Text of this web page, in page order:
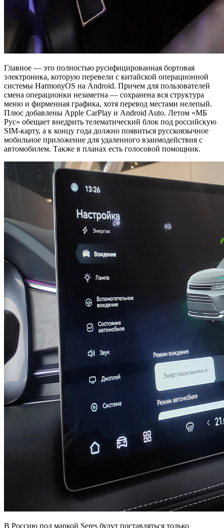
Главное — это полностью русифицированная бортовая
электроника, которую перевели с китайской операционной
системы HarmonyOS на Android. Причем для пользователей
смена операционки незаметна — сохранена вся структура
меню и фирменная графика, хотя перевод местами нелепый.
Плюс добавлены Apple CarPlay и Android Auto. Летом «МБ
Рус» обещает внедрить телематический блок под российскую
SIM-карту, а к концу года должно появиться русскоязычное
мобильное приложение для удаленного взаимодействия с
автомобилем. Также в планах есть голосовой помощник.
В Россию под маркой Seres будут поставляться только